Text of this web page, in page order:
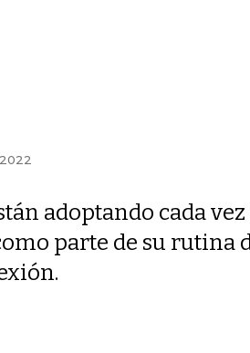
adoptando cada vez
parte de su rutina